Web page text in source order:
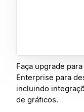
Faça upgrade
Enterprise para
incluindo
de gráficos.